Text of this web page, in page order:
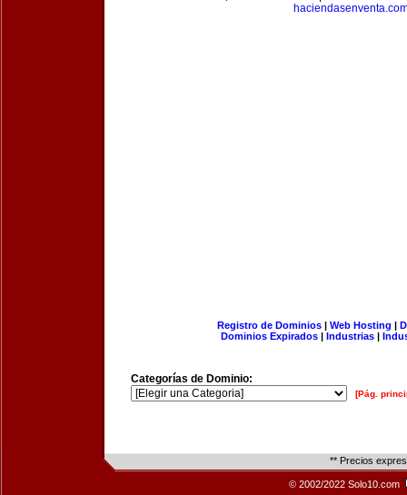
Registro de Dominios| Web Hosting |
Dominios Expirados | Industrias |
Categorías de Dominio:
[Pág.
** Precios
© 2002/2022 Solo10.com